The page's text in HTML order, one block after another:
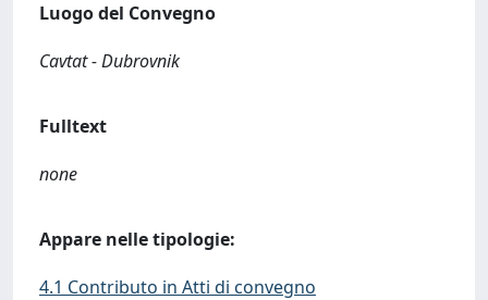
Luogo del Convegno
Cavtat - Dubrovnik
Fulltext
none
Appare nelle tipologie:
4.1 Contributo in Atti di convegno